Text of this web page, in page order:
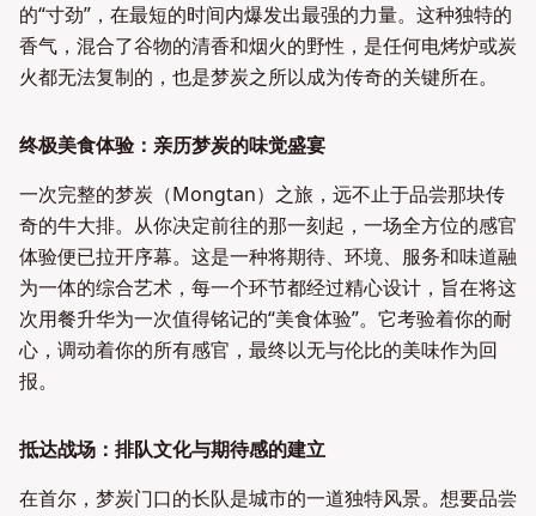
的“寸劲”，在最短的时间内爆发出最强的力量。这种独特的
香气，混合了谷物的清香和烟火的野性，是任何电烤炉或炭
火都无法复制的，也是梦炭之所以成为传奇的关键所在。
终极美食体验：亲历梦炭的味觉盛宴
一次完整的梦炭（Mongtan）之旅，远不止于品尝那块传
奇的牛大排。从你决定前往的那一刻起，一场全方位的感官
体验便已拉开序幕。这是一种将期待、环境、服务和味道融
为一体的综合艺术，每一个环节都经过精心设计，旨在将这
次用餐升华为一次值得铭记的“美食体验”。它考验着你的耐
心，调动着你的所有感官，最终以无与伦比的美味作为回
报。
抵达战场：排队文化与期待感的建立
在首尔，梦炭门口的长队是城市的一道独特风景。想要品尝